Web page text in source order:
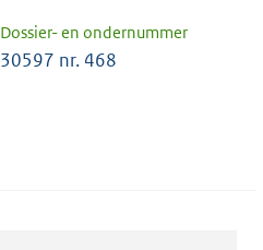
Dossier- en ondernummer
30597 nr. 468